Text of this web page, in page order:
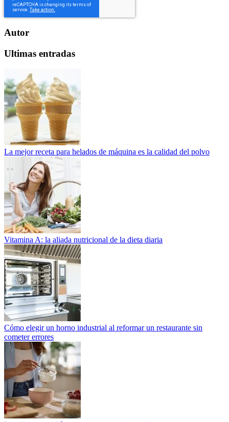
Autor
Ultimas entradas
La mejor receta para helados de máquina es la calidad del polvo
Vitamina A: la aliada nutricional de la dieta diaria
Cómo elegir un horno industrial al reformar un restaurante sin
cometer errores